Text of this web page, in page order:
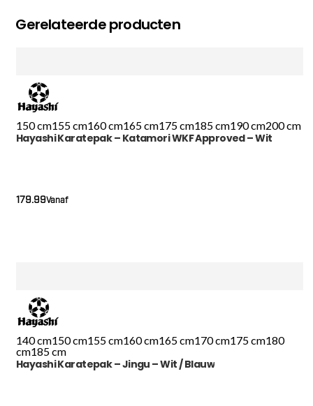
Gerelateerde producten
150 cm155 cm160 cm165 cm175 cm185 cm190 cm200 cm
Hayashi Karatepak – Katamori WKF Approved – Wit
Vanaf
179.99
140 cm150 cm155 cm160 cm165 cm170 cm175 cm180
cm185 cm
Hayashi Karatepak – Jingu – Wit / Blauw